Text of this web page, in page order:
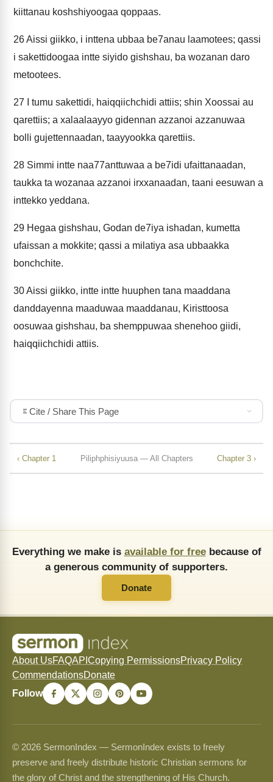
kiittanau koshshiyoogaa qoppaas.
26Aissi giikko, i inttena ubbaa be7anau laamotees; qassi
i sakettidoogaa intte siyido gishshau, ba wozanan daro
metootees.
27 I tumu sakettidi, haiqqiichchidi attiis; shin Xoossai au
qarettiis; a xalaalaayyo gidennan azzanoi azzanuwaa
bolli gujettennaadan, taayyookka qarettiis.
28 Simmi intte naa77anttuwaa a be7idi ufaittanaadan,
taukka ta wozanaa azzanoi irxxanaadan, taani eesuwan a
inttekko yeddana.
29 Hegaa gishshau, Godan de7iya ishadan, kumetta
ufaissan a mokkite; qassi a milatiya asa ubbaakka
bonchchite.
30Aissi giikko, intte intte huuphen tana maaddana
danddayenna maaduwaa maaddanau, Kiristtoosa
oosuwaa gishshau, ba shemppuwaa shenehoo giidi,
haiqqiichchidi attiis.
Cite / Share This Page
‹ Chapter 1 Piliphphisiyuusa — All Chapters Chapter 3 ›
Everything we make is available for freebecause of
a generous community of supporters.
Donate
About UsFAQAPI Copying PermissionsPrivacy Policy
CommendationsDonate
Follow
© 2026 SermonIndex — SermonIndex exists to freely
preserve and freely distribute historic Christian sermons for
the glory of Christ and the strengthening of His Church.